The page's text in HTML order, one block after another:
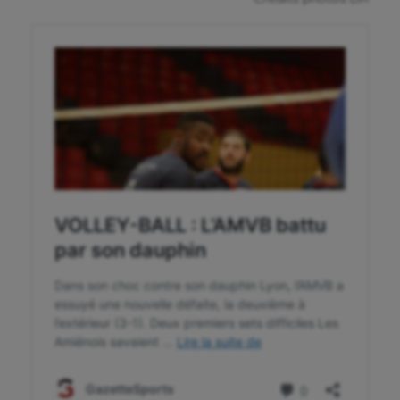
Futsal
Golf
Gymnastique
Haltérophilie
Hippisme
Jeux Olympiques et Paralympiques
Kayak-polo